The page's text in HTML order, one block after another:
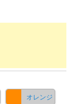
オレンジ